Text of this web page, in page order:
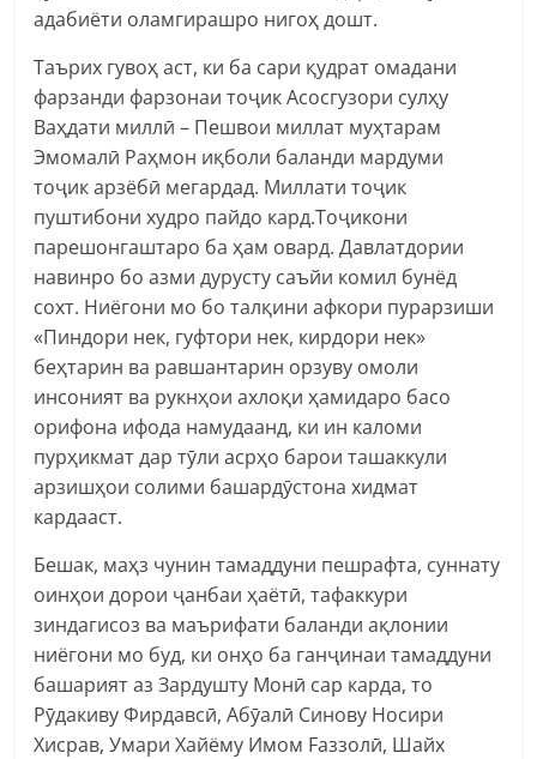
адабиёти оламгирашро нигоҳ дошт.
Таърих гувоҳ аст, ки ба сари қудрат омадани
фарзанди фарзонаи тоҷик Асосгузори сулҳу
Ваҳдати миллӣ – Пешвои миллат муҳтарам
Эмомалӣ Раҳмон иқболи баланди мардуми
тоҷик арзёбӣ мегардад. Миллати тоҷик
пуштибони худро пайдо кард.Тоҷикони
парешонгаштаро ба ҳам овард. Давлатдории
навинро бо азми дурусту саъйи комил бунёд
сохт. Ниёгони мо бо талқини афкори пурарзиши
«Пиндори нек, гуфтори нек, кирдори нек»
беҳтарин ва равшантарин орзуву омоли
инсоният ва рукнҳои ахлоқи ҳамидаро басо
орифона ифода намудаанд, ки ин каломи
пурҳикмат дар тӯли асрҳо барои ташаккули
арзишҳои солими башардӯстона хидмат
кардааст.
Бешак, маҳз чунин тамаддуни пешрафта, суннату
оинҳои дорои ҷанбаи ҳаётӣ, тафаккури
зиндагисоз ва маърифати баланди ақлонии
ниёгони мо буд, ки онҳо ба ганҷинаи тамаддуни
башарият аз Зардушту Монӣ сар карда, то
Рӯдакиву Фирдавсӣ, Абӯалӣ Синову Носири
Хисрав, Умари Хайёму Имом Fаззолӣ, Шайх